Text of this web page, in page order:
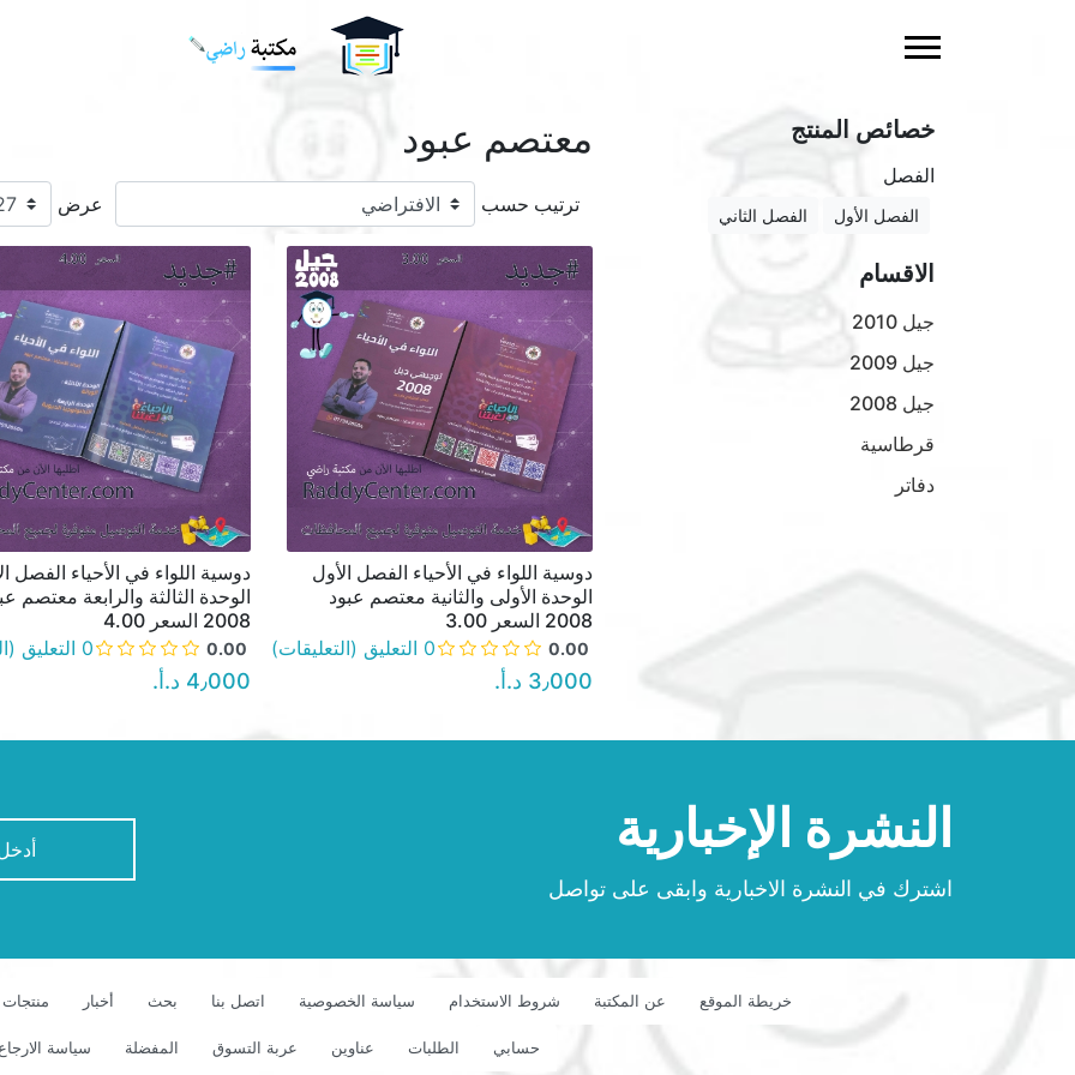
معتصم عبود
ترتيب حسب عرض
نظرة سريعة
دوسية اللواء في الأحياء الفصل الأول
الوحدة الأولى والثانية معتصم عبود
2008 السعر 3.00
0.00 0 التعليق (التعليقات)
3٫000 د.أ.‏
نظرة سريعة
دوسية اللواء في الأحياء الفصل
الوحدة الثالثة والرابعة معتصم
2008 السعر 4.00
0.00 0 التعليق (التعليقات)
4٫000 د.أ.‏
خصائص المنتج
الفصل
الفصل الأول الفصل الثاني
الاقسام
جيل 2010
جيل 2009
جيل 2008
قرطاسية
دفاتر
النشرة الإخبارية
اشترك في النشرة الاخبارية وابقى على تواصل
خريطة الموقع عن المكتبة شروط الاستخدام سياسة الخصوصية اتصل بنا بحث أخبار
حسابي الطلبات عناوين عربة التسوق المفضلة سياسة الارجاع